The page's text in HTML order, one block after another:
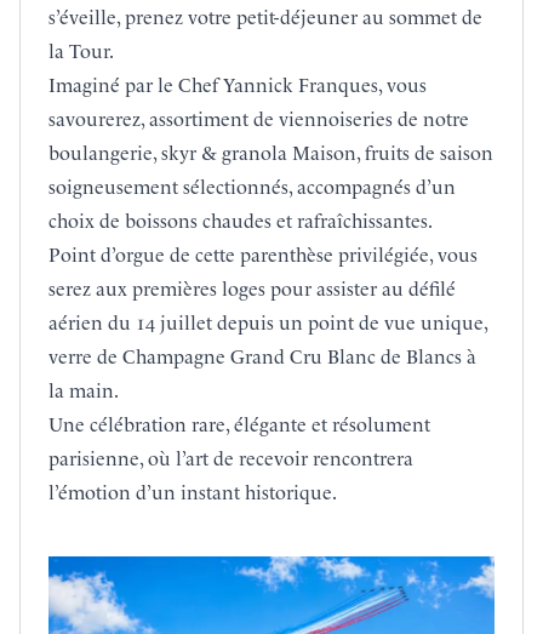
s’éveille,prenez votre petit-déjeuner au sommet de
la Tour.
Imaginé par le Chef Yannick Franques, vous
savourerez, assortiment de viennoiseries de notre
boulangerie, skyr & granola Maison, fruits de saison
soigneusement sélectionnés, accompagnés d’un
choix de boissons chaudes et rafraîchissantes.
Point d’orgue de cette parenthèse privilégiée, vous
serez aux premières loges pour assister au défilé
aérien du 14 juillet depuis un point de vue unique,
verre de Champagne Grand Cru Blanc de Blancs à
la main.
Une célébration rare, élégante et résolument
parisienne, où l’art de recevoir rencontrera
l’émotion d’un instant historique.